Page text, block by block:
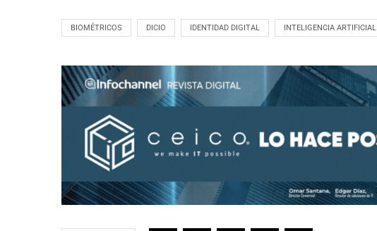
BIOMÉTRICOS DICIO IDENTIDAD DIGITAL INTELIGENCIA ARTIFICIAL